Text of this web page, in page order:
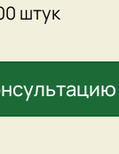
штук
консультацию